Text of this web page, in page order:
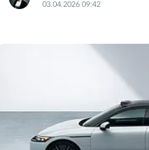
03.04.2026 09:42